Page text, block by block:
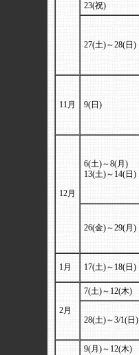
23(祝)
27(土)～28(日)
11月 9(日)
12月
6(土)～8(月)
13(土)～14(日)
26(金)～29(月)
1月 17(土)～18(日)
2月
7(土)～12(木)
28(土)～3/1(日)
9(月)～12(木)